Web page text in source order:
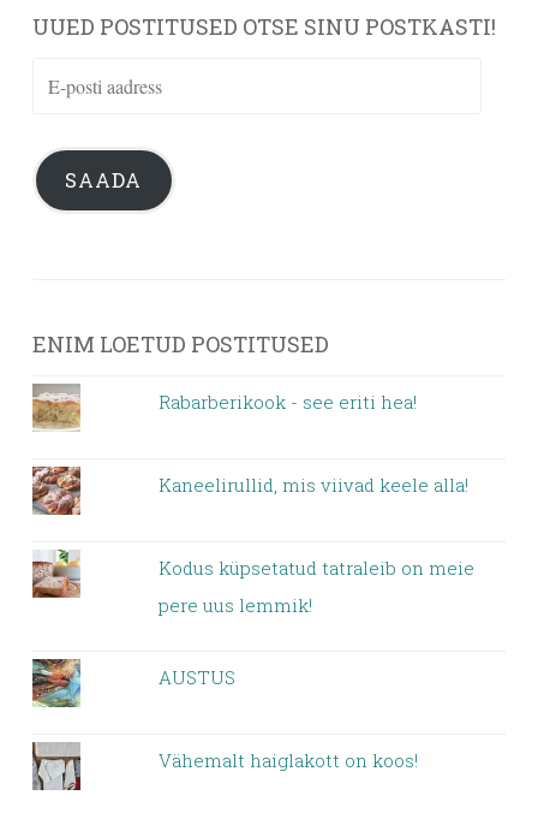
UUED POSTITUSED OTSE SINU POSTKASTI!
E-
aadress
SAADA
ENIM LOETUD POSTITUSED
Rabarberikook - see eriti hea!
Kaneelirullid, mis viivad keele alla!
Kodus küpsetatud tatraleib on meie
pere uus lemmik!
AUSTUS
Vähemalt haiglakott on koos!